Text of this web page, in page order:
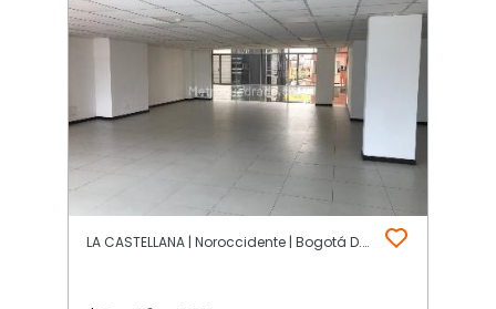
LA CASTELLANA | Noroccidente | Bogotá D.C.